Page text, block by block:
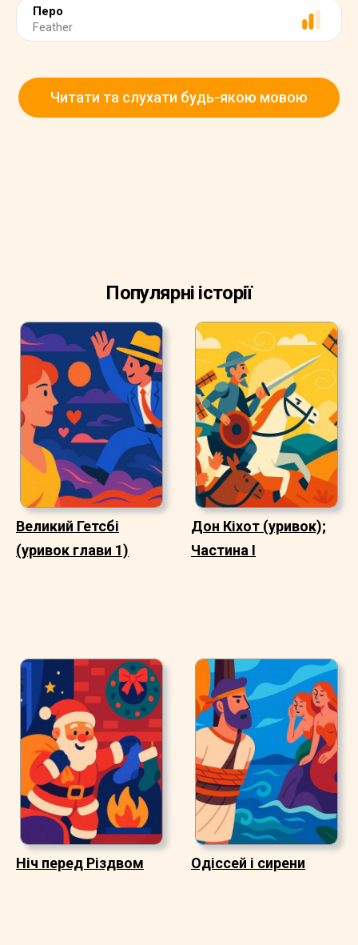
Перо
Feather
Читати та слухати будь-якою мовою
Популярні історії
Великий Гетсбі
(уривок глави 1)
Дон Кіхот (уривок);
Частина I
Ніч перед Різдвом Одіссей і сирени